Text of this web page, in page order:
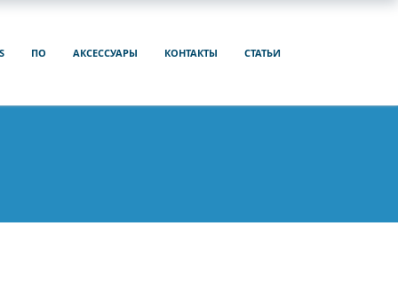
ПО АКСЕССУАРЫ КОНТАКТЫ СТАТЬИ